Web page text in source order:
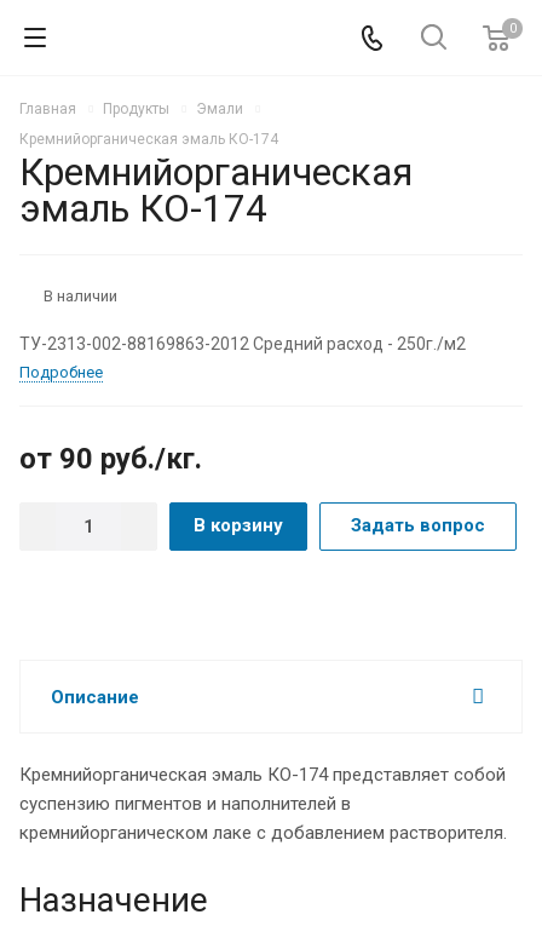
0
Главная Продукты
Эмали
Кремнийорганическая эмаль КО-174
Кремнийорганическая
эмаль КО-174
В наличии
ТУ-2313-002-88169863-2012 Средний расход - 250г./м2
Подробнее
от 90 руб./кг.
В корзину Задать вопрос
Описание
Кремнийорганическая эмаль КО-174 представляет собой
суспензию пигментов и наполнителей в
кремнийорганическом лаке с добавлением растворителя.
Назначение